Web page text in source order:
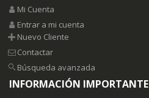
Mi Cuenta
Entrar a mi cuenta
Nuevo Cliente
Contactar
Búsqueda avanzada
INFORMACIÓN IMPORTANTE